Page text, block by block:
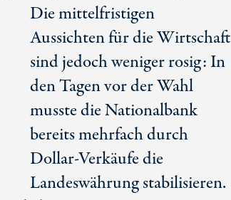
Die mittelfristigen
Aussichten für die Wirtschaft
sind jedoch weniger rosig: In
den Tagen vor der Wahl
musste die Nationalbank
bereits mehrfach durch
Dollar-Verkäufe die
Landeswährung stabilisieren.